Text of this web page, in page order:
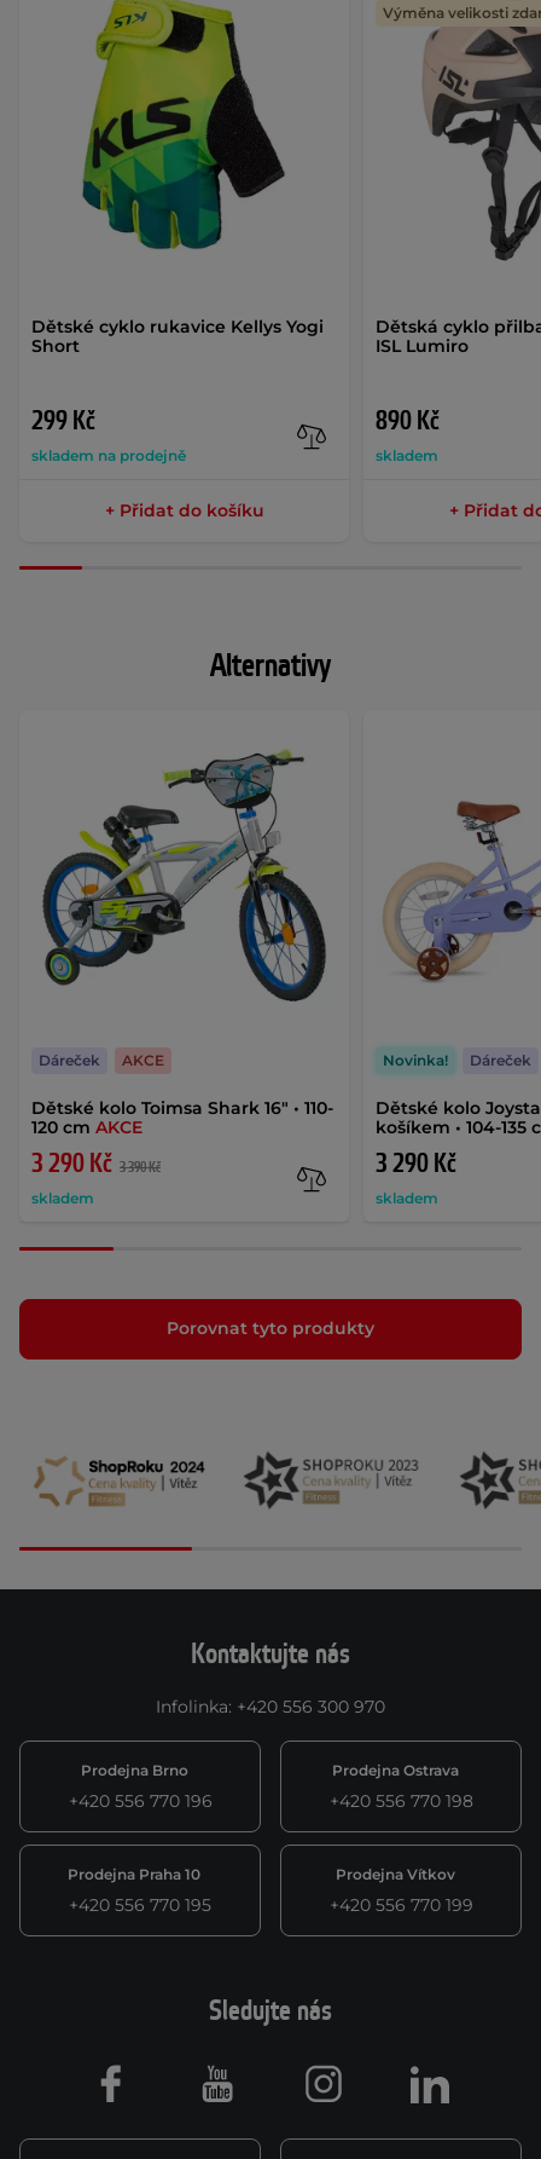
Dětské cyklo rukavice Kellys Yogi
Short
299 Kč
skladem na prodejně
+ Přidat do košíku
Dětská cyklo
ISL Lumiro
890 Kč
skladem
Výměna velikosti
+ Přidat
Alternativy
Dětské kolo Toimsa Shark 16" • 110-
120 cm AKCE
3 290 Kč 3 390 Kč
skladem
Dáreček AKCE
Dětské kolo
košíkem • 104-135
3 290 Kč
skladem
Novinka! Dáreček
Porovnat tyto produkty
Kontaktujte nás
Infolinka: +420 556 300 970
Prodejna Brno
+420 556 770 196
Prodejna Ostrava
+420 556 770 198
Prodejna Praha 10
+420 556 770 195
Prodejna Vítkov
+420 556 770 199
Sledujte nás
Facebook Youtube Instagram LinkedIn